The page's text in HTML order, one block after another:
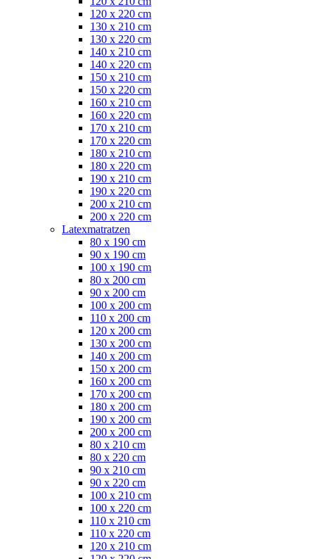
120 x 220 cm
130 x 210 cm
130 x 220 cm
140 x 210 cm
140 x 220 cm
150 x 210 cm
150 x 220 cm
160 x 210 cm
160 x 220 cm
170 x 210 cm
170 x 220 cm
180 x 210 cm
180 x 220 cm
190 x 210 cm
190 x 220 cm
200 x 210 cm
200 x 220 cm
Latexmatratzen
80 x 190 cm
90 x 190 cm
100 x 190 cm
80 x 200 cm
90 x 200 cm
100 x 200 cm
110 x 200 cm
120 x 200 cm
130 x 200 cm
140 x 200 cm
150 x 200 cm
160 x 200 cm
170 x 200 cm
180 x 200 cm
190 x 200 cm
200 x 200 cm
80 x 210 cm
80 x 220 cm
90 x 210 cm
90 x 220 cm
100 x 210 cm
100 x 220 cm
110 x 210 cm
110 x 220 cm
120 x 210 cm